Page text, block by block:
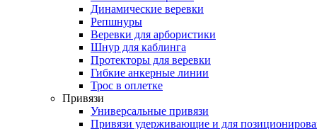
Динамические веревки
Репшнуры
Веревки для арбористики
Шнур для каблинга
Протекторы для веревки
Гибкие анкерные линии
Трос в оплетке
Привязи
Универсальные привязи
Привязи удерживающие и для